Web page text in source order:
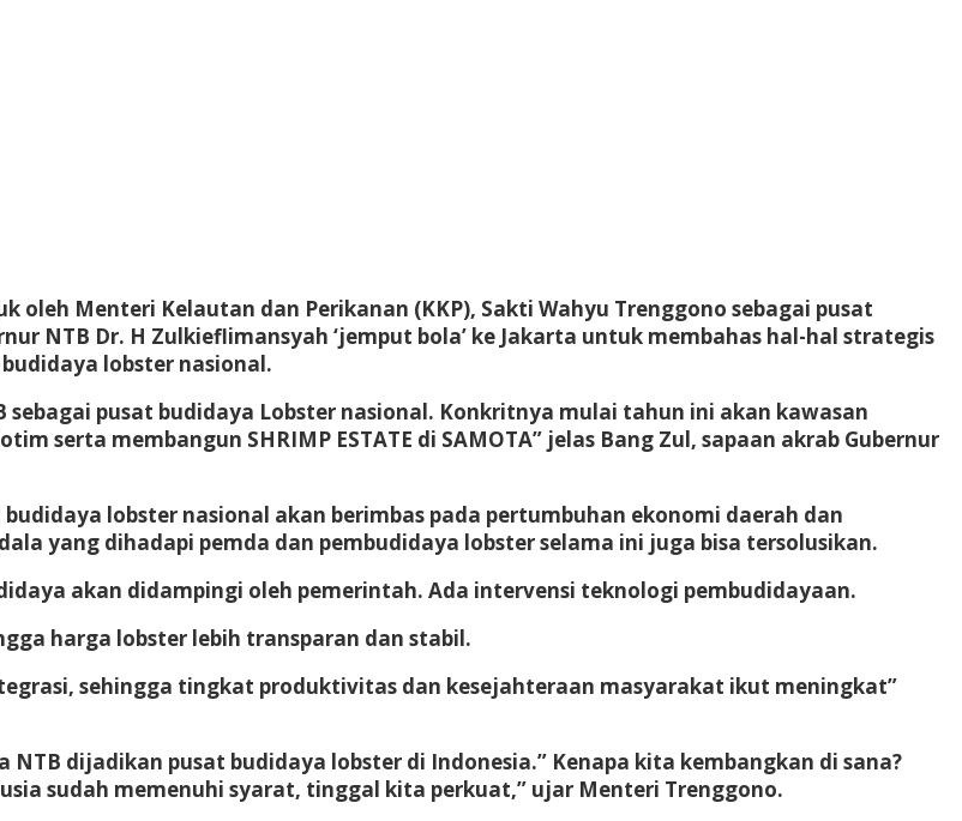
Menteri Kelautan dan Perikanan (KKP), Sakti Wahyu Trenggono sebagai pusat
NTB Dr. H Zulkieflimansyah ‘jemput bola’ ke Jakarta untuk membahas hal-hal strategis
lobster nasional.
pusat budidaya Lobster nasional. Konkritnya mulai tahun ini akan kawasan
serta membangun SHRIMP ESTATE di SAMOTA” jelas Bang Zul, sapaan akrab Gubernur
lobster nasional akan berimbas pada pertumbuhan ekonomi daerah dan
yang dihadapi pemda dan pembudidaya lobster selama ini juga bisa tersolusikan.
akan didampingi oleh pemerintah. Ada intervensi teknologi pembudidayaan.
harga lobster lebih transparan dan stabil.
sehingga tingkat produktivitas dan kesejahteraan masyarakat ikut meningkat”
dijadikan pusat budidaya lobster di Indonesia.” Kenapa kita kembangkan di sana?
sudah memenuhi syarat, tinggal kita perkuat,” ujar Menteri Trenggono.